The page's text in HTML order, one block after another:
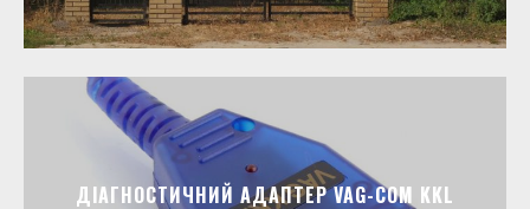
ДІАГНОСТИЧНИЙ АДАПТЕР VAG-COM KKL